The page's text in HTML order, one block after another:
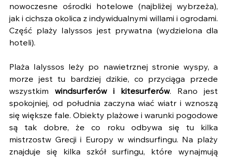
nowoczesne ośrodki hotelowe (najbliżej wybrzeża),
jak i cichsza okolica z indywidualnymi willami i ogrodami.
Część plaży Ialyssos jest prywatna (wydzielona dla
hoteli).
Plaża Ialyssos leży po nawietrznej stronie wyspy, a
morze jest tu bardziej dzikie, co przyciąga przede
wszystkim windsurferów i kitesurferów. Rano jest
spokojniej, od południa zaczyna wiać wiatr i wznoszą
się większe fale. Obiekty plażowe i warunki pogodowe
są tak dobre, że co roku odbywa się tu kilka
mistrzostw Grecji i Europy w windsurfingu. Na plaży
znajduje się kilka szkół surfingu, które wynajmują